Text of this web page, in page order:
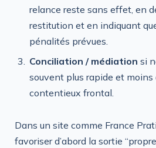
relance reste sans effet, en
restitution et en indiquant
pénalités prévues.
Conciliation / médiation si
souvent plus rapide et moins
contentieux frontal.
Dans un site comme France
favoriser d’abord la sortie